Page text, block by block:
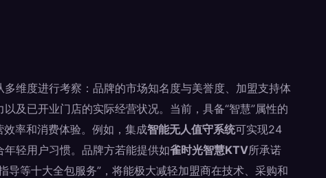
维度进行考察：品牌的市场知名度与美誉度、加盟支持体
及已开业门店的实际经营状况。当前，具备“智慧”属性的
率和消费体验。例如，集成智能无人值守系统可实现24
年轻用户习惯。品牌方若能提供如雀时光智慧KTV所承诺
导等十大全包服务”，将能极大减轻加盟商在技术、采购和